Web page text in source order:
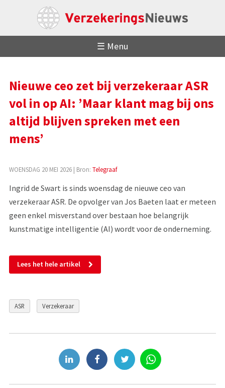
☰ Menu
Nieuwe ceo zet bij verzekeraar ASR
vol in op AI: ’Maar klant mag bij ons
altijd blijven spreken met een
mens’
WOENSDAG 20 MEI 2026| Bron: Telegraaf
Ingrid de Swart is sinds woensdag de nieuwe ceo van
verzekeraar ASR. De opvolger van Jos Baeten laat er meteen
geen enkel misverstand over bestaan hoe belangrijk
kunstmatige intelligentie (AI) wordt voor de onderneming.
Lees het hele artikel
ASR Verzekeraar